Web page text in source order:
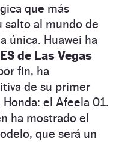
que más
salto al mundo de
única. Huawei ha
de Las Vegas
fin, ha
de su primer
el Afeela 01.
ha mostrado el
que será un